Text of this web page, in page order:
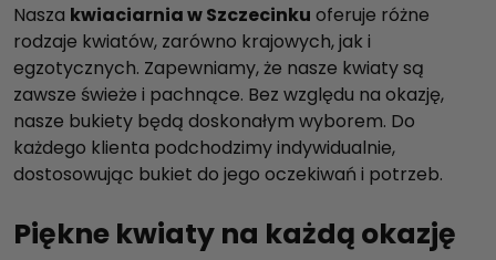
Nasza kwiaciarnia w Szczecinku oferuje różne
rodzaje kwiatów, zarówno krajowych, jak i
egzotycznych. Zapewniamy, że nasze kwiaty są
zawsze świeże i pachnące. Bez względu na okazję,
nasze bukiety będą doskonałym wyborem. Do
każdego klienta podchodzimy indywidualnie,
dostosowując bukiet do jego oczekiwań i potrzeb.
Piękne kwiaty na każdą okazję